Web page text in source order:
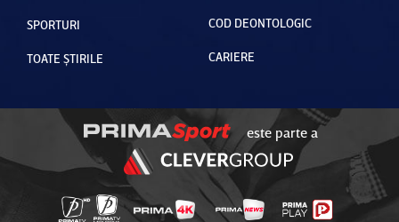
SPORTURI
TOATE ȘTIRILE
COD DEONTOLOGIC
CARIERE
este parte a